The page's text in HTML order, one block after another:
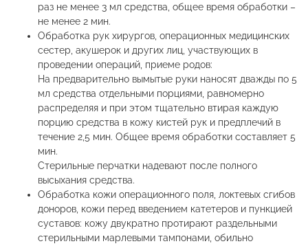
раз не менее 3 мл средства, общее время обработки –
не менее 2 мин.
Обработка рук хирургов, операционных медицинских
сестер, акушерок и других лиц, участвующих в
проведении операций, приеме родов:
На предварительно вымытые руки наносят дважды по 5
мл средства отдельными порциями, равномерно
распределяя и при этом тщательно втирая каждую
порцию средства в кожу кистей рук и предплечий в
течение 2,5 мин. Общее время обработки составляет 5
мин.
Стерильные перчатки надевают после полного
высыхания средства.
Обработка кожи операционного поля, локтевых сгибов
доноров, кожи перед введением катетеров и пункцией
суставов: кожу двукратно протирают раздельными
стерильными марлевыми тампонами, обильно